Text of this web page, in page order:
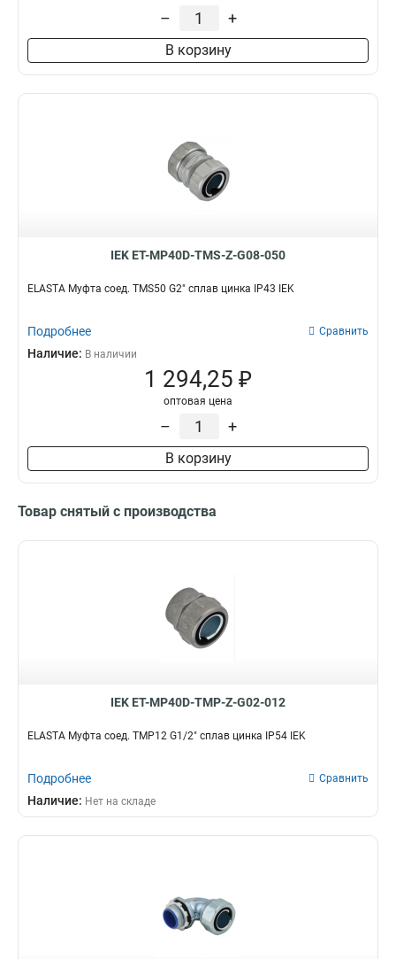
– +
В корзину
IEK ET-MP40D-TMS-Z-G08-050
ELASTA Муфта соед. TMS50 G2" сплав цинка IP43 IEK
Подробнее Сравнить
Наличие: В наличии
1 294,25 ₽
оптовая цена
– +
В корзину
Товар снятый с производства
IEK ET-MP40D-TMP-Z-G02-012
ELASTA Муфта соед. TMP12 G1/2" сплав цинка IP54 IEK
Подробнее Сравнить
Наличие: Нет на складе